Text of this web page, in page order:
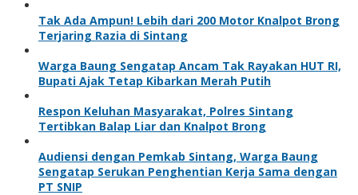
Tak Ada Ampun! Lebih dari 200 Motor Knalpot Brong
Terjaring Razia di Sintang
Warga Baung Sengatap Ancam Tak Rayakan HUT RI,
Bupati Ajak Tetap Kibarkan Merah Putih
Respon Keluhan Masyarakat, Polres Sintang
Tertibkan Balap Liar dan Knalpot Brong
Audiensi dengan Pemkab Sintang, Warga Baung
Sengatap Serukan Penghentian Kerja Sama dengan
PT SNIP